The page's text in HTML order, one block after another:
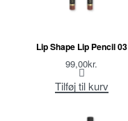
Lip Shape Lip Pencil 03
99,00kr.
Tilføj til kurv